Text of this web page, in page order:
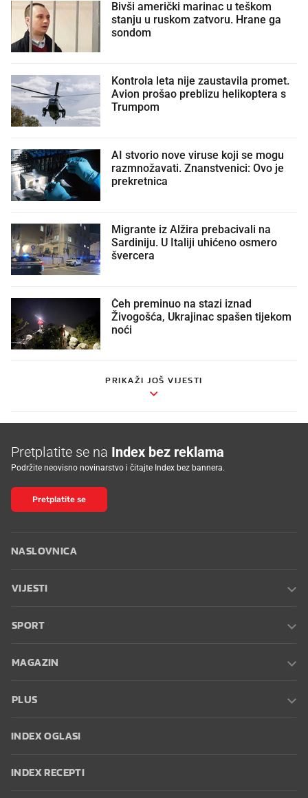
Bivši američki marinac u teškom
stanju u ruskom zatvoru. Hrane ga
sondom
Kontrola leta nije zaustavila promet.
Avion prošao preblizu helikoptera s
Trumpom
AI stvorio nove viruse koji se mogu
razmnožavati. Znanstvenici: Ovo je
prekretnica
Migrante iz Alžira prebacivali na
Sardiniju. U Italiji uhićeno osmero
švercera
Čeh preminuo na stazi iznad
Živogošća, Ukrajinac spašen tijekom
noći
PRIKAŽI JOŠ VIJESTI
Pretplatite se na Index bez reklama
Podržite neovisno novinarstvo i čitajte Index bez bannera.
Pretplatite se
NASLOVNICA
VIJESTI
SPORT
MAGAZIN
PLUS
INDEX OGLASI
INDEX RECEPTI